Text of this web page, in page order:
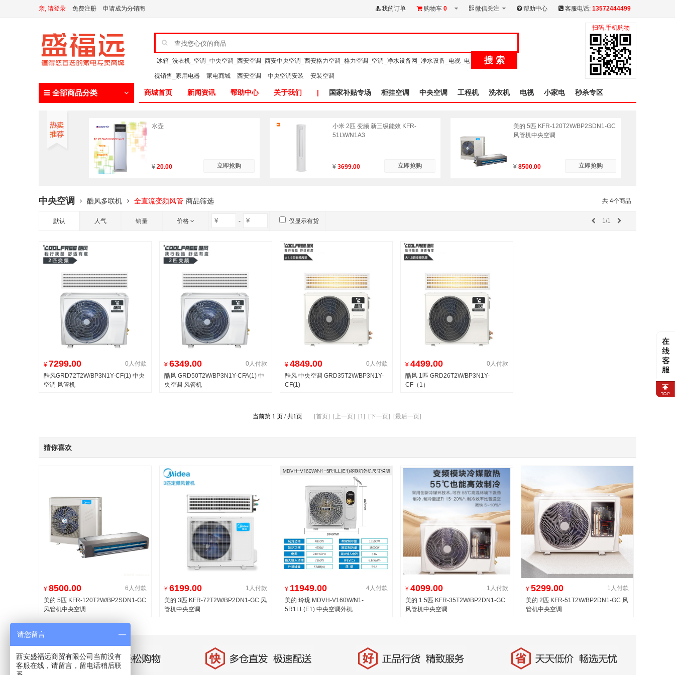
亲, 请登录 免费注册 申请成为分销商 客服电话: 13572444499
帮助中心
微信关注
购物车 0
我的订单
搜 索
冰箱_洗衣机_空调_中央空调_西安空调_西安中央空调_西安格力空调_格力空调_空调_净水设备网_净水设备_电视_电
视销售_家用电器 家电商城 西安空调 中央空调安装 安装空调
扫码,手机购物
全部商品分类 商城首页 新闻资讯 帮助中心 关于我们 | 国家补贴专场 柜挂空调 中央空调 工程机 洗衣机 电视 小家电 秒杀专区
水壶
¥ 20.00 立即抢购
小米 2匹 变频 新三级能效 KFR-
51LW/N1A3
¥ 3699.00 立即抢购
美的 5匹 KFR-120T2W/BP2SDN1-GC
风管机中央空调
¥ 8500.00 立即抢购
中央空调 酷风多联机 全直流变频风管 商品筛选 共 4个商品
默认 人气 销量 价格 - 仅显示有货 1/1
¥ 7299.00
0人付款
酷风GRD72T2W/BP3N1Y-CF(1) 中央
空调 风管机
¥ 6349.00
0人付款
酷风 GRD50T2W/BP3N1Y-CFA(1) 中
央空调 风管机
¥ 4849.00
0人付款
酷风 中央空调 GRD35T2W/BP3N1Y-
CF(1)
¥ 4499.00
0人付款
酷风 1匹 GRD26T2W/BP3N1Y-
CF（1）
当前第 1 页 / 共1页 [首页] [上一页] [1] [下一页] [最后一页]
猜你喜欢
¥ 8500.00
6人付款
美的 5匹 KFR-120T2W/BP2SDN1-GC
风管机中央空调
¥ 6199.00
1人付款
美的 3匹 KFR-72T2W/BP2DN1-GC 风
管机中央空调
¥ 11949.00
4人付款
美的 玲珑 MDVH-V160W/N1-
5R1LL(E1) 中央空调外机
¥ 4099.00
1人付款
美的 1.5匹 KFR-35T2W/BP2DN1-GC
风管机中央空调
¥ 5299.00
1人付款
美的 2匹 KFR-51T2W/BP2DN1-GC 风
管机中央空调
请您留言
西安盛福远商贸有限公司当前没有
客服在线，请留言，留电话稍后联